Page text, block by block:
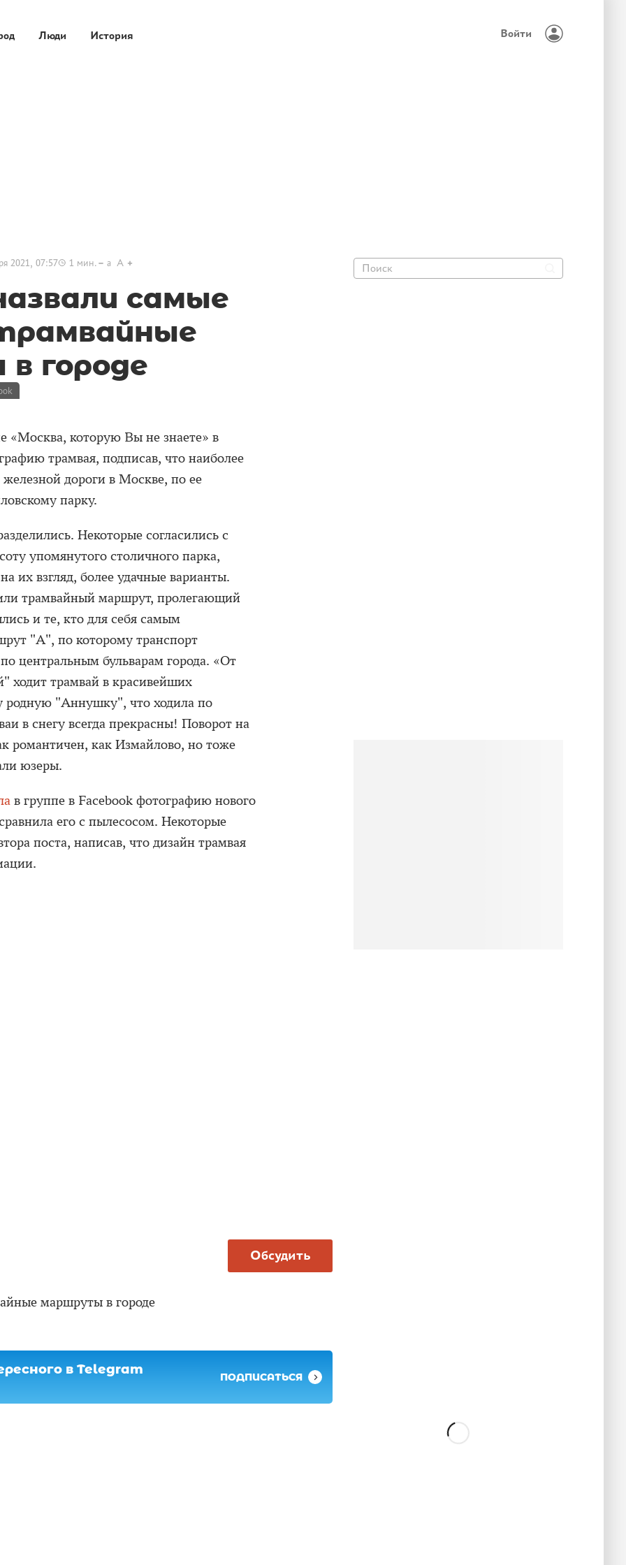
Люди История Войти
2021, 07:57 1 мин. a A
самые
городе
«Москва, которую Вы не знаете» в
трамвая, подписав, что наиболее
дороги в Москве, по ее
парку.
Некоторые согласились с
упомянутого столичного парка,
их взгляд, более удачные варианты.
трамвайный маршрут, пролегающий
и те, кто для себя самым
"А", по которому транспорт
центральным бульварам города. «От
ходит трамвай в красивейших
"Аннушку", что ходила по
в снегу всегда прекрасны! Поворот на
романтичен, как Измайлово, но тоже
юзеры.
в группе в Facebook фотографию нового
его с пылесосом. Некоторые
поста, написав, что дизайн трамвая
Обсудить
маршруты в городе
в Telegram
ПОДПИСАТЬСЯ